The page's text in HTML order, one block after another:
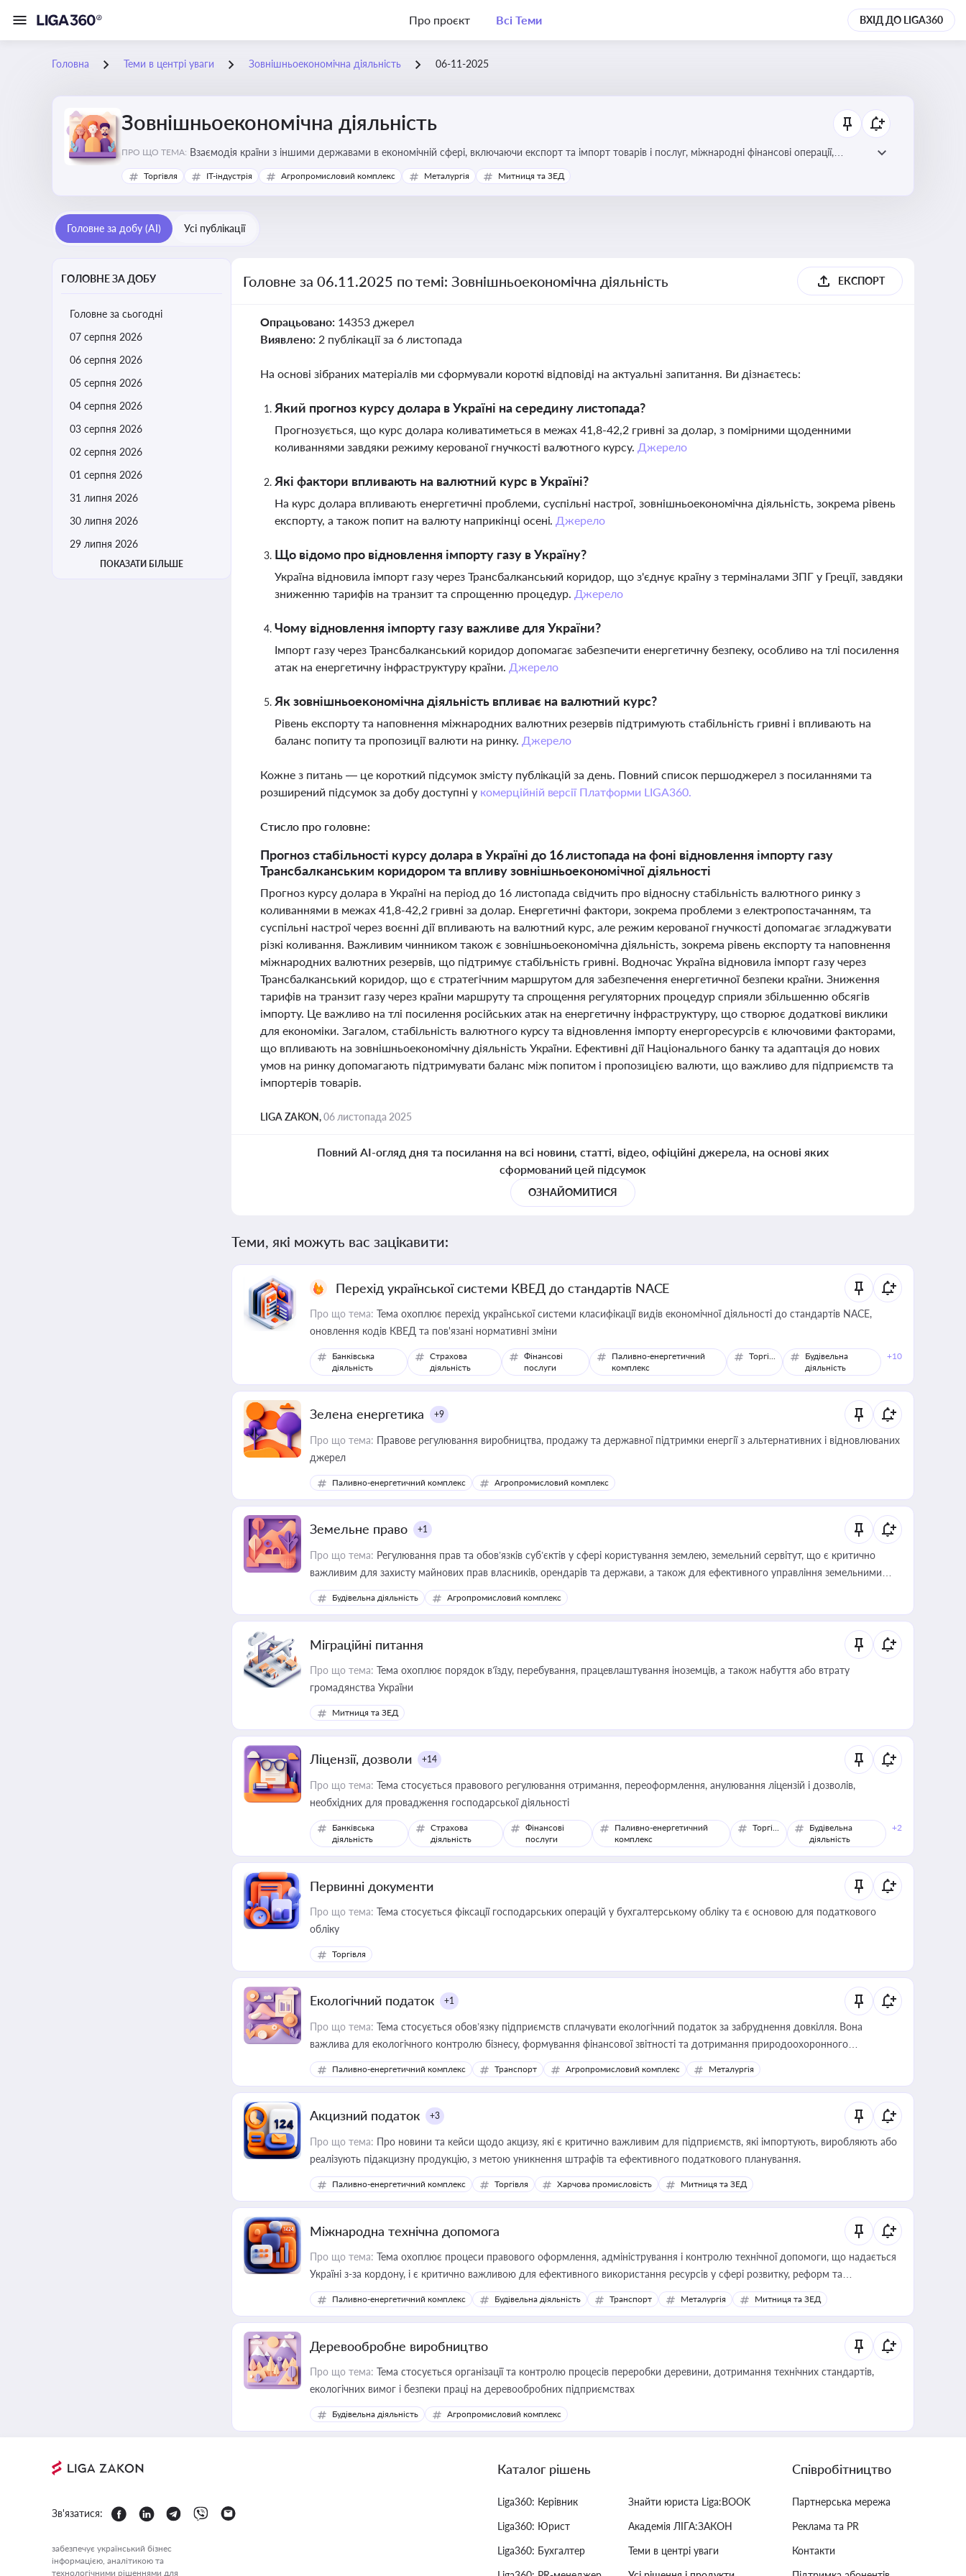
Про проєкт Всі Теми ВХІД ДО LIGA360
Головна Теми в центрі уваги Зовнішньоекономічна діяльність 06-11-2025
Зовнішньоекономічна діяльність
ПРО ЩО ТЕМА: Взаємодія країни з іншими державами в економічній сфері, включаючи експорт та імпорт товарів і послуг, міжнародні фінансові операції,
інвестиції, торгівлю, митне регулювання
Торгівля IT-індустрія Агропромисловий комплекс Металургія Митниця та ЗЕД
Головне за добу (AI) Усі публікації
ГОЛОВНЕ ЗА ДОБУ
Головне за сьогодні
07 серпня 2026
06 серпня 2026
05 серпня 2026
04 серпня 2026
03 серпня 2026
02 серпня 2026
01 серпня 2026
31 липня 2026
30 липня 2026
29 липня 2026
ПОКАЗАТИ БІЛЬШЕ
Головне за 06.11.2025 по темі: Зовнішньоекономічна діяльність ЕКСПОРТ
Опрацьовано: 14353 джерел
Виявлено: 2 публікації за 6 листопада
На основі зібраних матеріалів ми сформували короткі відповіді на актуальні запитання. Ви дізнаєтесь:
Який прогноз курсу долара в Україні на середину листопада?
Прогнозується, що курс долара коливатиметься в межах 41,8-42,2 гривні за долар, з помірними щоденними
коливаннями завдяки режиму керованої гнучкості валютного курсу. Джерело
Які фактори впливають на валютний курс в Україні?
На курс долара впливають енергетичні проблеми, суспільні настрої, зовнішньоекономічна діяльність, зокрема рівень
експорту, а також попит на валюту наприкінці осені. Джерело
Що відомо про відновлення імпорту газу в Україну?
Україна відновила імпорт газу через Трансбалканський коридор, що з'єднує країну з терміналами ЗПГ у Греції, завдяки
зниженню тарифів на транзит та спрощенню процедур. Джерело
Чому відновлення імпорту газу важливе для України?
Імпорт газу через Трансбалканський коридор допомагає забезпечити енергетичну безпеку, особливо на тлі посилення
атак на енергетичну інфраструктуру країни. Джерело
Як зовнішньоекономічна діяльність впливає на валютний курс?
Рівень експорту та наповнення міжнародних валютних резервів підтримують стабільність гривні і впливають на
баланс попиту та пропозиції валюти на ринку. Джерело
Кожне з питань — це короткий підсумок змісту публікацій за день. Повний список першоджерел з посиланнями та
розширений підсумок за добу доступні у комерційній версії Платформи LIGA360.
Стисло про головне:
Прогноз стабільності курсу долара в Україні до 16 листопада на фоні відновлення імпорту газу
Трансбалканським коридором та впливу зовнішньоекономічної діяльності
Прогноз курсу долара в Україні на період до 16 листопада свідчить про відносну стабільність валютного ринку з
коливаннями в межах 41,8-42,2 гривні за долар. Енергетичні фактори, зокрема проблеми з електропостачанням, та
суспільні настрої через воєнні дії впливають на валютний курс, але режим керованої гнучкості допомагає згладжувати
різкі коливання. Важливим чинником також є зовнішньоекономічна діяльність, зокрема рівень експорту та наповнення
міжнародних валютних резервів, що підтримує стабільність гривні. Водночас Україна відновила імпорт газу через
Трансбалканський коридор, що є стратегічним маршрутом для забезпечення енергетичної безпеки країни. Зниження
тарифів на транзит газу через країни маршруту та спрощення регуляторних процедур сприяли збільшенню обсягів
імпорту. Це важливо на тлі посилення російських атак на енергетичну інфраструктуру, що створює додаткові виклики
для економіки. Загалом, стабільність валютного курсу та відновлення імпорту енергоресурсів є ключовими факторами,
що впливають на зовнішньоекономічну діяльність України. Ефективні дії Національного банку та адаптація до нових
умов на ринку допомагають підтримувати баланс між попитом і пропозицією валюти, що важливо для підприємств та
імпортерів товарів.
LIGA ZAKON,06 листопада 2025
Повний AI-огляд дня та посилання на всі новини, статті, відео, офіційні джерела, на основі яких
сформований цей підсумок
ОЗНАЙОМИТИСЯ
Теми, які можуть вас зацікавити:
Перехід української системи КВЕД до стандартів NACE
Про що тема: Тема охоплює перехід української системи класифікації видів економічної діяльності до стандартів NACE,
оновлення кодів КВЕД та пов'язані нормативні зміни
Банківська
діяльність
Страхова
діяльність
Фінансові
послуги
Паливно-енергетичний
комплекс
Торгівля
Будівельна
діяльність
+10
Зелена енергетика +9
Про що тема: Правове регулювання виробництва, продажу та державної підтримки енергії з альтернативних і відновлюваних
джерел
Паливно-енергетичний комплекс Агропромисловий комплекс
Земельне право +1
Про що тема: Регулювання прав та обов’язків суб’єктів у сфері користування землею, земельний сервітут, що є критично
важливим для захисту майнових прав власників, орендарів та держави, а також для ефективного управління земельними
ресурсами
Будівельна діяльність Агропромисловий комплекс
Міграційні питання
Про що тема: Тема охоплює порядок в’їзду, перебування, працевлаштування іноземців, а також набуття або втрату
громадянства України
Митниця та ЗЕД
Ліцензії, дозволи +14
Про що тема: Тема стосується правового регулювання отримання, переоформлення, анулювання ліцензій і дозволів,
необхідних для провадження господарської діяльності
Банківська
діяльність
Страхова
діяльність
Фінансові
послуги
Паливно-енергетичний
комплекс
Торгівля
Будівельна
діяльність
+2
Первинні документи
Про що тема: Тема стосується фіксації господарських операцій у бухгалтерському обліку та є основою для податкового
обліку
Торгівля
Екологічний податок +1
Про що тема: Тема стосується обов’язку підприємств сплачувати екологічний податок за забруднення довкілля. Вона
важлива для екологічного контролю бізнесу, формування фінансової звітності та дотримання природоохоронного
законодавства
Паливно-енергетичний комплекс Транспорт Агропромисловий комплекс Металургія
Акцизний податок +3
Про що тема: Про новини та кейси щодо акцизу, які є критично важливим для підприємств, які імпортують, виробляють або
реалізують підакцизну продукцію, з метою уникнення штрафів та ефективного податкового планування.
Паливно-енергетичний комплекс Торгівля Харчова промисловість Митниця та ЗЕД
Міжнародна технічна допомога
Про що тема: Тема охоплює процеси правового оформлення, адміністрування і контролю технічної допомоги, що надається
Україні з-за кордону, і є критично важливою для ефективного використання ресурсів у сфері розвитку, реформ та
інфраструктурних проєктів
Паливно-енергетичний комплекс Будівельна діяльність Транспорт Металургія Митниця та ЗЕД
Деревообробне виробництво
Про що тема: Тема стосується організації та контролю процесів переробки деревини, дотримання технічних стандартів,
екологічних вимог і безпеки праці на деревообробних підприємствах
Будівельна діяльність Агропромисловий комплекс
Зв'язатися:
забезпечує український бізнес
інформацією, аналітикою та
технологічними рішеннями для
Каталог рішень
Liga360: Керівник
Liga360: Юрист
Liga360: Бухгалтер
Знайти юриста Liga:BOOK
Академія ЛІГА:ЗАКОН
Теми в центрі уваги
Співробітництво
Партнерська мережа
Реклама та PR
Контакти